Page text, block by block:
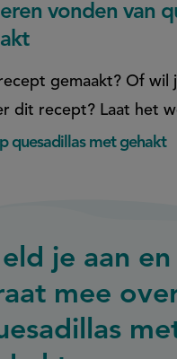
vonden van
gemaakt? Of wil
dit recept? Laat het
quesadillas met gehakt
je aan en
mee